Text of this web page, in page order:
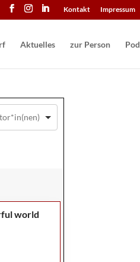
Kontakt Impressum
Aktuelles zur Person